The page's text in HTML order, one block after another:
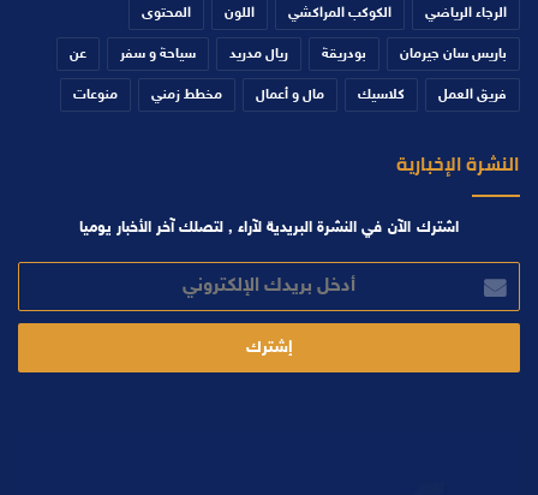
الرجاء الرياضي الكوكب المراكشي اللون المحتوى
باريس سان جيرمان بودريقة ريال مدريد سياحة و سفر عن
فريق العمل كلاسيك مال و أعمال مخطط زمني منوعات
النشرة الإخبارية
اشترك الآن في النشرة البريدية لآراء , لتصلك آخر الأخبار يوميا
بريدك
الإلكتروني